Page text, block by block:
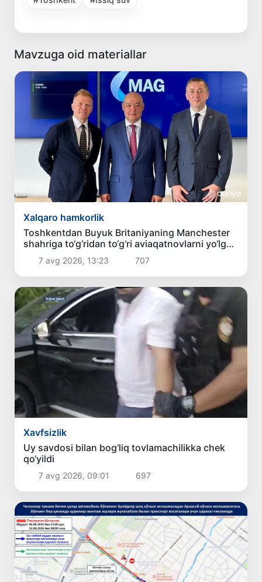
Mavzuga oid materiallar
Xalqaro hamkorlik
Toshkentdan Buyuk Britaniyaning Manchester
shahriga to‘g‘ridan to‘g‘ri aviaqatnovlarni yo‘lga
qo‘yish masalasi ko‘rib chiqilmoqda
7 avg 2026, 13:23 707
Xavfsizlik
Uy savdosi bilan bog‘liq tovlamachilikka chek
qo‘yildi
7 avg 2026, 09:01 697